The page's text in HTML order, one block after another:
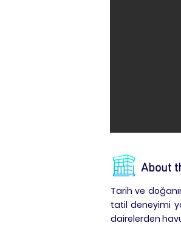
About
Tarih ve
tatil deneyimi
dairelerden